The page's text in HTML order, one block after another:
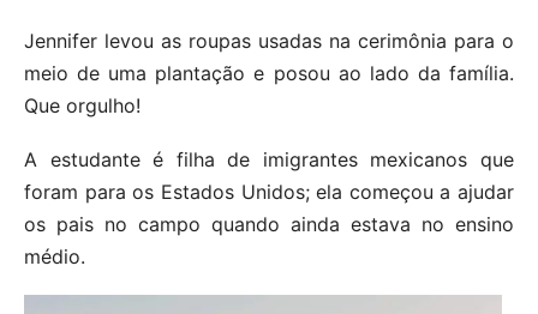
Jennifer levou as roupas usadas na cerimônia para o
meio de uma plantação e posou ao lado da família.
Que orgulho!
A estudante é filha de imigrantes mexicanos que
foram para os Estados Unidos; ela começou a ajudar
os pais no campo quando ainda estava no ensino
médio.